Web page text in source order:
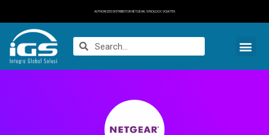
AUTHORIZED DISTRIBUTOR NETGEAR, SYNOLOGY, VOLKTEK